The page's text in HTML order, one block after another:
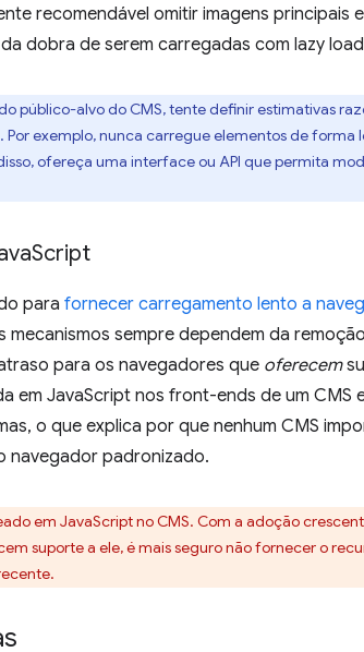
recomendável omitir imagens principais
dobra de serem carregadas com lazy
público-alvo do CMS, tente definir estimativas
exemplo, nunca carregue elementos de
ofereça uma interface ou API que permita
Script
para fornecer carregamento lento a
mecanismos sempre dependem da
para os navegadores que oferecem
em JavaScript nos front-ends de um CMS
o que explica por que nenhum CMS
navegador padronizado.
em JavaScript no CMS. Com a adoção
suporte a ele, é mais seguro não fornecer o